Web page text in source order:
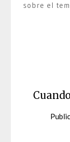
sobre el